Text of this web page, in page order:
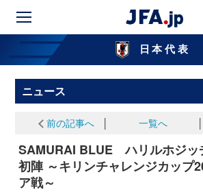
日本代表
ニュース
前の記事へ 一覧へ
SAMURAI BLUE ハリルホジッ
初陣 ～キリンチャレンジカッ
ア戦～